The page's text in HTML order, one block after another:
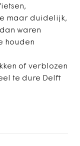
maar duidelijk,
waren
houden
of verblozen
te dure Delft